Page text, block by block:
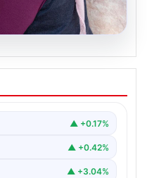
ne zaman
Emekli Sandığı
▲ +0.17%
▲ +0.42%
▲ +3.04%